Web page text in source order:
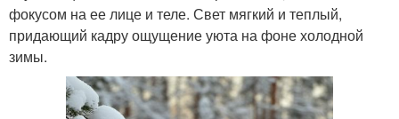
фокусом на ее лице и теле. Свет мягкий и теплый,
придающий кадру ощущение уюта на фоне холодной
зимы.